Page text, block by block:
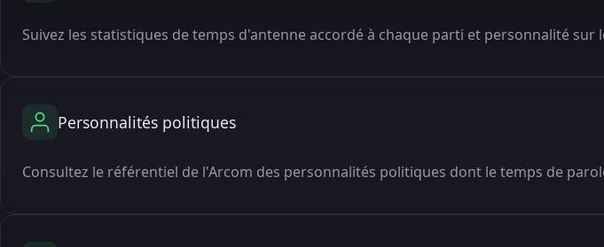
Suivez les statistiques de temps d'antenne accordé à chaque parti et personnalité sur
Personnalités politiques
Consultez le référentiel de l'Arcom des personnalités politiques dont le temps de